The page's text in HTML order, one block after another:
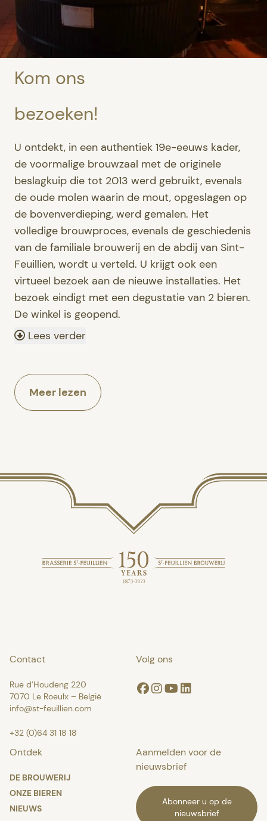
Kom ons
bezoeken!
U ontdekt, in een authentiek 19e-eeuws kader,
de voormalige brouwzaal met de originele
beslagkuip die tot 2013 werd gebruikt, evenals
de oude molen waarin de mout, opgeslagen op
de bovenverdieping, werd gemalen. Het
volledige brouwproces, evenals de geschiedenis
van de familiale brouwerij en de abdij van Sint-
Feuillien, wordt u verteld. U krijgt ook een
virtueel bezoek aan de nieuwe installaties. Het
bezoek eindigt met een degustatie van 2 bieren.
De winkel is geopend.
Lees verder
Meer lezen
Contact
Rue d’Houdeng 220
7070 Le Roeulx – België
info@st-feuillien.com
+32 (0)64 31 18 18
Volg ons
Facebook
Instagram
YoutubeLinkedin
Ontdek
DE BROUWERIJ
ONZE BIEREN
NIEUWS
Aanmelden voor de
nieuwsbrief
Abonneer u op de
nieuwsbrief